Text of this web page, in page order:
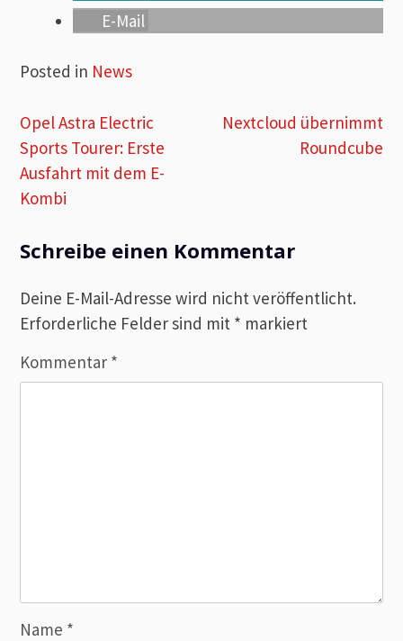
E-Mail
Posted in News
Beitragsnavigation
Opel Astra Electric
Sports Tourer: Erste
Ausfahrt​ mit dem E-
Kombi
Nextcloud übernimmt
Roundcube
Schreibe einen Kommentar
Deine E-Mail-Adresse wird nicht veröffentlicht.
Erforderliche Felder sind mit * markiert
Kommentar *
Name *